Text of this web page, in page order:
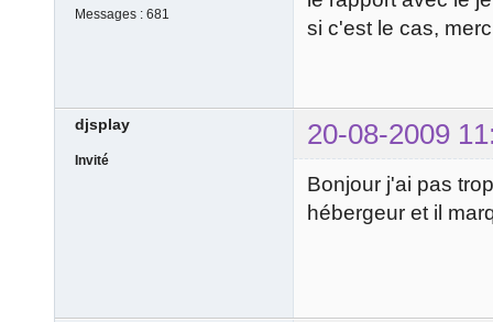
Messages : 681
si c'est le cas,
djsplay 20-08-2009
Invité
Bonjour j'ai pas
hébergeur et il